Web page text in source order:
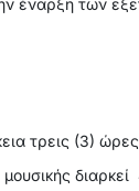
έναρξη των
τρεις (3)